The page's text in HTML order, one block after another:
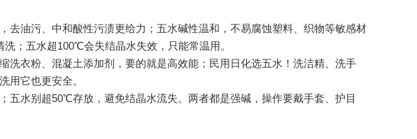
油污、中和酸性污渍更给力；五水碱性温和，不易腐蚀塑料、织物等敏感材
；五水超100℃会失结晶水失效，只能常温用。
衣粉、混凝土添加剂，要的就是高效能；民用日化选五水！洗洁精、洗手
用它也更安全。
水别超50℃存放，避免结晶水流失。两者都是强碱，操作要戴手套、护目